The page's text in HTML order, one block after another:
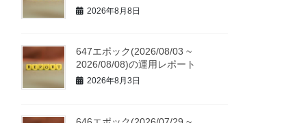
2026年8月8日
647エポック(2026/08/03 ~
2026/08/08)の運用レポート
2026年8月3日